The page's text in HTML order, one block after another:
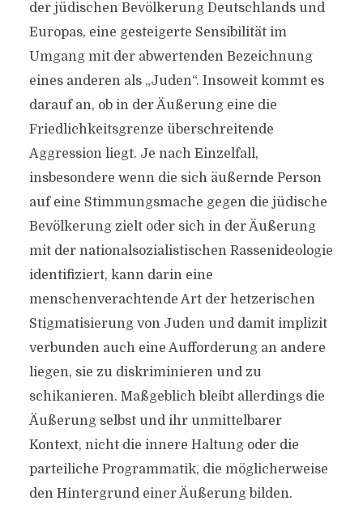
der jüdischen Bevölkerung Deutschlands und
Europas, eine gesteigerte Sensibilität im
Umgang mit der abwertenden Bezeichnung
eines anderen als „Juden“. Insoweit kommt es
darauf an, ob in der Äußerung eine die
Friedlichkeitsgrenze überschreitende
Aggression liegt. Je nach Einzelfall,
insbesondere wenn die sich äußernde Person
auf eine Stimmungsmache gegen die jüdische
Bevölkerung zielt oder sich in der Äußerung
mit der nationalsozialistischen Rassenideologie
identifiziert, kann darin eine
menschenverachtende Art der hetzerischen
Stigmatisierung von Juden und damit implizit
verbunden auch eine Aufforderung an andere
liegen, sie zu diskriminieren und zu
schikanieren. Maßgeblich bleibt allerdings die
Äußerung selbst und ihr unmittelbarer
Kontext, nicht die innere Haltung oder die
parteiliche Programmatik, die möglicherweise
den Hintergrund einer Äußerung bilden.